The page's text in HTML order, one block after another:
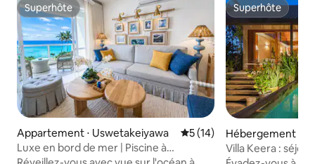
Superhôte
Superhôte
Appartement ⋅ Uswetakeiyawa Évaluation moyenne sur la
5 (14)
Luxe en bord de mer | Piscine à
débordement | Balcon avec vue
Superhôte
Superhôte
Hébergement ⋅
Villa Keera :